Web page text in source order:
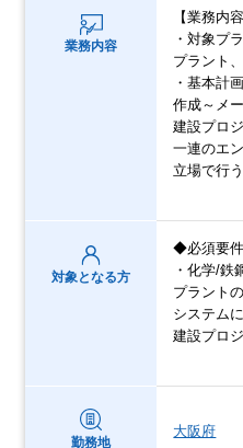
業務内容
【業務内容
・対象プ
プラント
・基本計
作成～メ
建設プロ
一連のエ
立場で行う
対象となる方
◆必須要件
・化学/鉄
プラント
システム
建設プロ
勤務地
大阪府